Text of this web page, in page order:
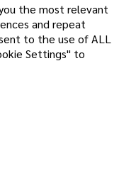
the most relevant
and repeat
to the use of ALL
Settings" to